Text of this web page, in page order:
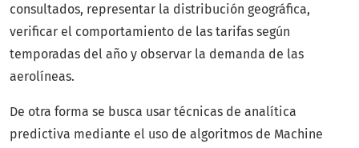
consultados, representar la distribución geográfica,
verificar el comportamiento de las tarifas según
temporadas del año y observar la demanda de las
aerolíneas.
De otra forma se busca usar técnicas de analítica
predictiva mediante el uso de algoritmos de Machine